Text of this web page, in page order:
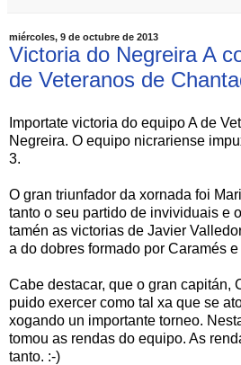
miércoles, 9 de octubre de 2013
Victoria do Negreira A
de Veteranos de
Importate victoria do equipo A de
Negreira. O equipo nicrariense
3.
O gran triunfador da xornada foi
tanto o seu partido de invividuais e
tamén as victorias de Javier
a do dobres formado por Caramés e
Cabe destacar, que o gran capitán,
puido exercer como tal xa que se
xogando un importante torneo.
tomou as rendas do equipo. As
tanto. :-)